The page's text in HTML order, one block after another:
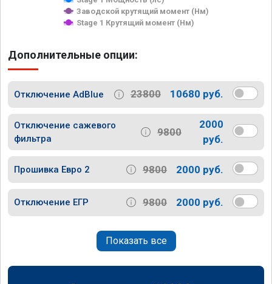
Заводской крутящий момент (Нм)
Stage 1 Крутящий момент (Нм)
Дополнительные опции:
Отключение AdBlue 23800 10680 руб.
Отключение сажевого
фильтра
9800
2000
руб.
Прошивка Евро 2 9800 2000 руб.
Отключение ЕГР 9800 2000 руб.
Показать все